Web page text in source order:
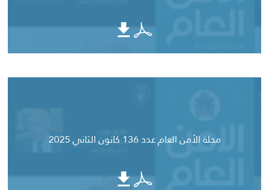
مجلة الأمن العام عدد 136 كانون الثاني 2025